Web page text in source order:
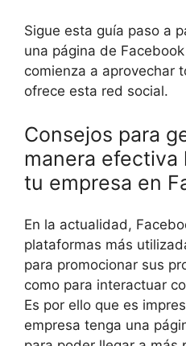
Sigue esta guía paso a
una página de
comienza a aprovechar
ofrece esta red social.
Consejos para
manera efectiva
tu empresa en
En la actualidad,
plataformas más
para promocionar sus
como para interactuar
Es por ello que es
empresa tenga una